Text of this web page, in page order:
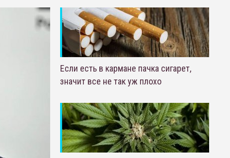
Если есть в кармане пачка сигарет,
значит все не так уж плохо